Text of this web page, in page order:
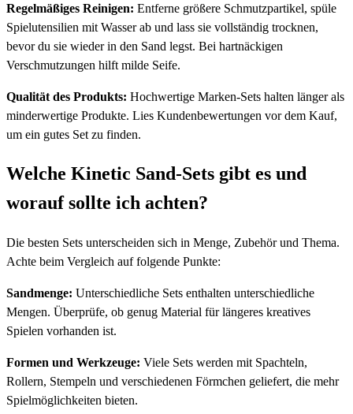
Regelmäßiges Reinigen: Entferne größere Schmutzpartikel, spüle
Spielutensilien mit Wasser ab und lass sie vollständig trocknen,
bevor du sie wieder in den Sand legst. Bei hartnäckigen
Verschmutzungen hilft milde Seife.
Qualität des Produkts: Hochwertige Marken-Sets halten länger als
minderwertige Produkte. Lies Kundenbewertungen vor dem Kauf,
um ein gutes Set zu finden.
Welche Kinetic Sand-Sets gibt es und
worauf sollte ich achten?
Die besten Sets unterscheiden sich in Menge, Zubehör und Thema.
Achte beim Vergleich auf folgende Punkte:
Sandmenge: Unterschiedliche Sets enthalten unterschiedliche
Mengen. Überprüfe, ob genug Material für längeres kreatives
Spielen vorhanden ist.
Formen und Werkzeuge: Viele Sets werden mit Spachteln,
Rollern, Stempeln und verschiedenen Förmchen geliefert, die mehr
Spielmöglichkeiten bieten.